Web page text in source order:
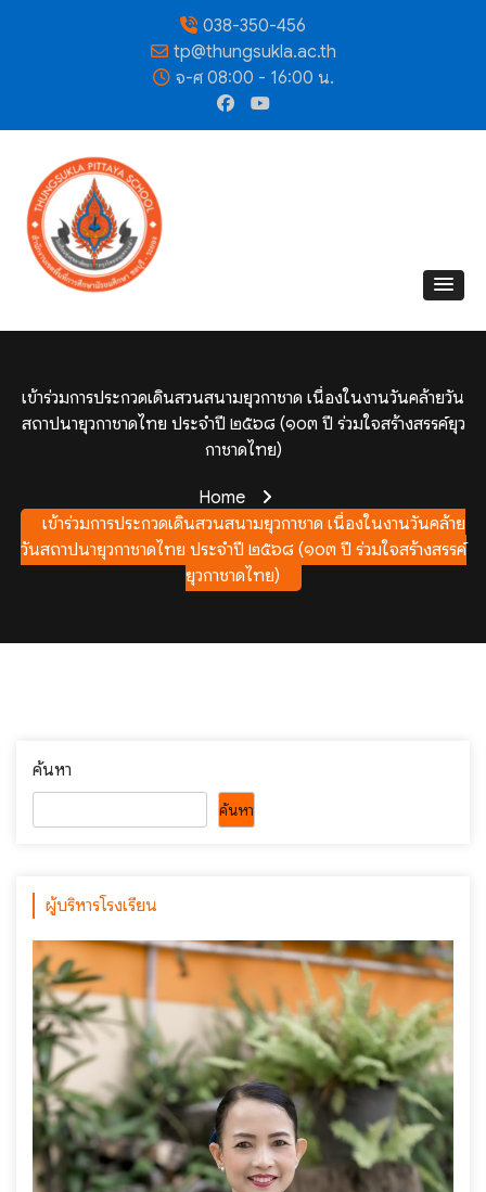
038-350-456
tp@thungsukla.ac.th
จ-ศ 08:00 - 16:00 น.
เข้าร่วมการประกวดเดินสวนสนามยุวกาชาด เนื่องในงานวันคล้ายวัน
สถาปนายุวกาชาดไทย ประจำปี ๒๕๖๘ (๑๐๓ ปี ร่วมใจสร้างสรรค์ยุว
กาชาดไทย)
Home
เข้าร่วมการประกวดเดินสวนสนามยุวกาชาด เนื่องในงานวันคล้าย
วันสถาปนายุวกาชาดไทย ประจำปี ๒๕๖๘ (๑๐๓ ปี ร่วมใจสร้างสรรค์
ยุวกาชาดไทย)
ค้นหา
ค้นหา
ผู้บริหารโรงเรียน